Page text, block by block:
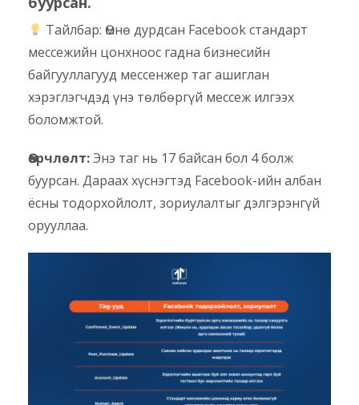
Тайлбар: Өмнө дурдсан Facebook стандарт
мессежийн цонхноос гадна бизнесийн
байгууллагууд мессенжер таг ашиглан
хэрэглэгчдэд үнэ төлбөргүй мессеж илгээх
боломжтой.
Өөрчлөлт:Энэ таг нь 17 байсан бол 4 болж
буурсан. Дараах хүснэгтэд Facebook-ийн албан
ёсны тодорхойлолт, зориулалтыг дэлгэрэнгүй
орууллаа.